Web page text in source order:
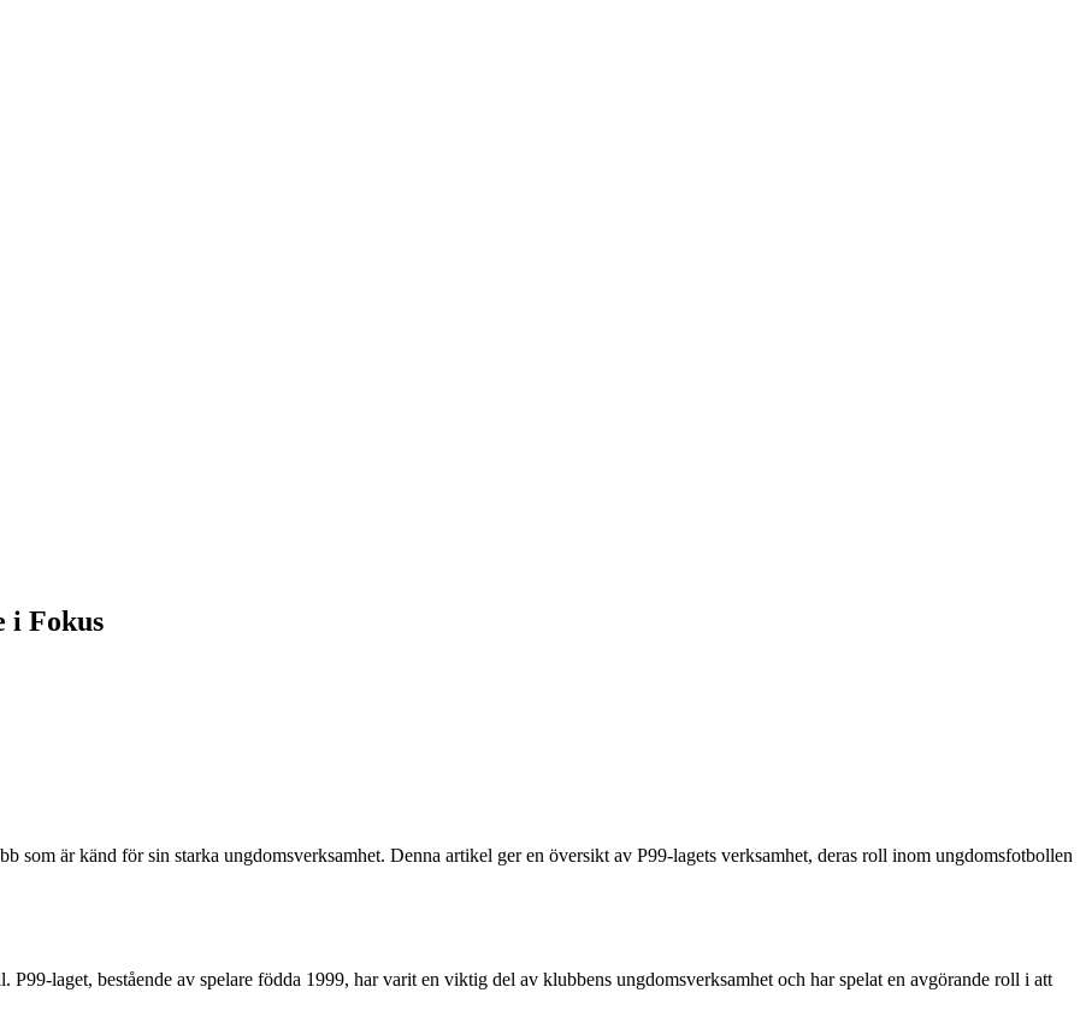
i Fokus
som är känd för sin starka ungdomsverksamhet. Denna artikel ger en översikt av P99-lagets verksamhet, deras roll inom ungdomsfotbollen
laget, bestående av spelare födda 1999, har varit en viktig del av klubbens ungdomsverksamhet och har spelat en avgörande roll i att